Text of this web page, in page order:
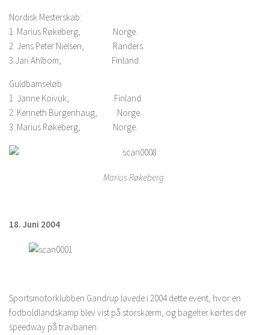
Nordisk Mesterskab:
1. Marius Røkeberg, Norge.
2. Jens Peter Nielsen, Randers.
3.Jari Ahlbom, Finland.
Guldbamseløb
1. Janne Koivuk, Finland.
2. Kenneth Burgenhaug, Norge.
3. Marius Røkeberg, Norge.
Marius Røkeberg
18. Juni 2004
Sportsmotorklubben Gandrup lavede i 2004 dette event, hvor en
fodboldlandskamp blev vist på storskærm, og bagefter kørtes der
speedway på travbanen.